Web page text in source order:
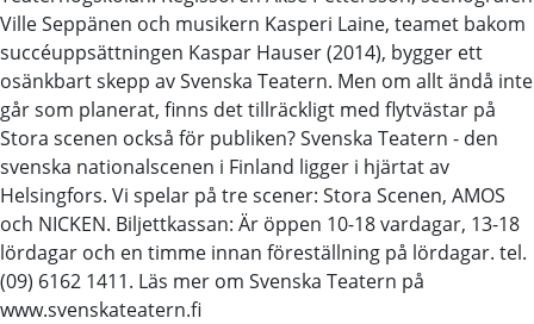
Ville Seppänen och musikern Kasperi Laine, teamet bakom
succéuppsättningen Kaspar Hauser (2014), bygger ett
osänkbart skepp av Svenska Teatern. Men om allt ändå inte
går som planerat, finns det tillräckligt med flytvästar på
Stora scenen också för publiken? Svenska Teatern - den
svenska nationalscenen i Finland ligger i hjärtat av
Helsingfors. Vi spelar på tre scener: Stora Scenen, AMOS
och NICKEN. Biljettkassan: Är öppen 10-18 vardagar, 13-18
lördagar och en timme innan föreställning på lördagar. tel.
(09) 6162 1411. Läs mer om Svenska Teatern på
www.svenskateatern.fi